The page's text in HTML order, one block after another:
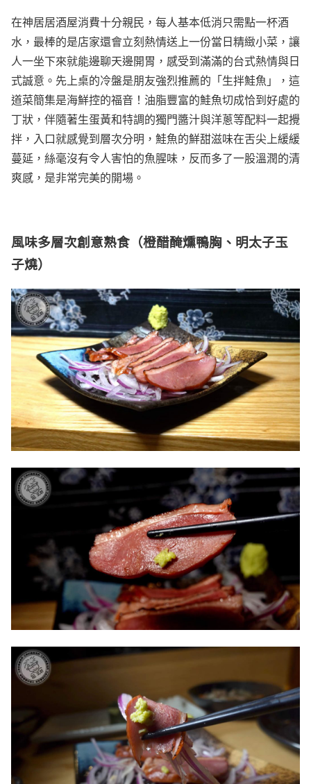
在神居居酒屋消費十分親民，每人基本低消只需點一杯酒
水，最棒的是店家還會立刻熱情送上一份當日精緻小菜，讓
人一坐下來就能邊聊天邊開胃，感受到滿滿的台式熱情與日
式誠意。先上桌的冷盤是朋友強烈推薦的「生拌鮭魚」，這
道菜簡集是海鮮控的福音！油脂豐富的鮭魚切成恰到好處的
丁狀，伴隨著生蛋黃和特調的獨門醬汁與洋蔥等配料一起攪
拌，入口就感覺到層次分明，鮭魚的鮮甜滋味在舌尖上緩緩
蔓延，絲毫沒有令人害怕的魚腥味，反而多了一股溫潤的清
爽感，是非常完美的開場。
風味多層次創意熟食（橙醋醃燻鴨胸、明太子玉
子燒）